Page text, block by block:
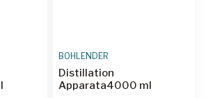
BOHLENDER
Distillation
Apparata4000 ml